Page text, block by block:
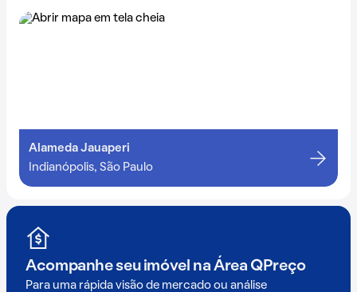
Alameda Jauaperi
Indianópolis, São Paulo
Acompanhe seu imóvel na Área QPreço
Para uma rápida visão de mercado ou análise